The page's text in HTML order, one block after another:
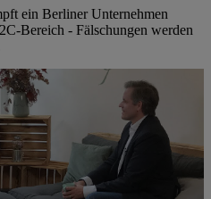
ein Berliner Unternehmen
Bereich - Fälschungen werden